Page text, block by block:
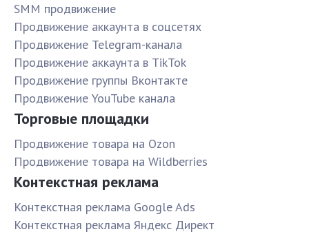
SMM продвижение
Продвижение аккаунта в соцсетях
Продвижение Telegram-канала
Продвижение аккаунта в TikTok
Продвижение группы Вконтакте
Продвижение YouTube канала
Торговые площадки
Продвижение товара на Ozon
Продвижение товара на Wildberries
Контекстная реклама
Контекстная реклама Google Ads
Контекстная реклама Яндекс Директ